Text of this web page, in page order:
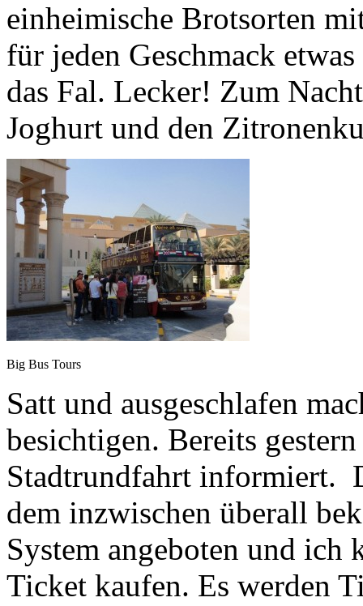
einheimische Brotsorten
für jeden Geschmack
das Fal. Lecker! Zum
Joghurt und den
Big Bus Tours
Satt und ausgeschlafen
besichtigen. Bereits
Stadtrundfahrt informiert.
dem inzwischen überall
System angeboten und
Ticket kaufen. Es werden